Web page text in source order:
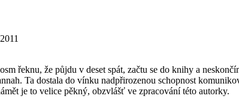
řeknu, že půjdu v deset spát, začtu se do knihy a
Ta dostala do vínku nadpřirozenou schopnost
je to velice pěkný, obzvlášť ve zpracování této autorky.